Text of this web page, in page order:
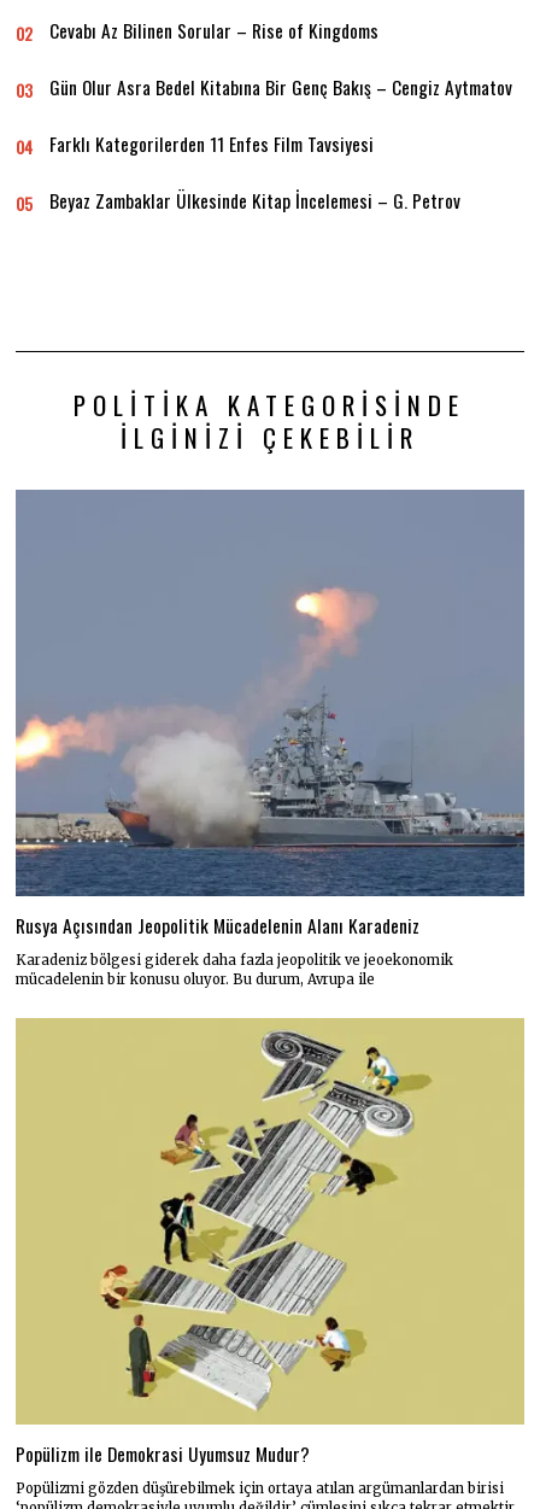
02 Cevabı Az Bilinen Sorular – Rise of Kingdoms
03 Gün Olur Asra Bedel Kitabına Bir Genç Bakış – Cengiz Aytmatov
04 Farklı Kategorilerden 11 Enfes Film Tavsiyesi
05 Beyaz Zambaklar Ülkesinde Kitap İncelemesi – G. Petrov
POLITIKA KATEGORISINDE
İLGINIZI ÇEKEBILIR
Rusya Açısından Jeopolitik Mücadelenin Alanı Karadeniz
Karadeniz bölgesi giderek daha fazla jeopolitik ve jeoekonomik
mücadelenin bir konusu oluyor. Bu durum, Avrupa ile
Popülizm ile Demokrasi Uyumsuz Mudur?
Popülizmi gözden düşürebilmek için ortaya atılan argümanlardan birisi